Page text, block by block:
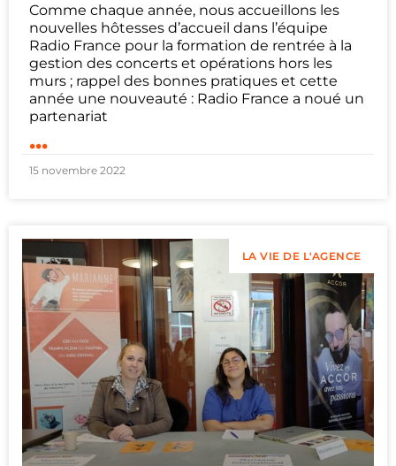
Comme chaque année, nous accueillons les
nouvelles hôtesses d’accueil dans l’équipe
Radio France pour la formation de rentrée à la
gestion des concerts et opérations hors les
murs ; rappel des bonnes pratiques et cette
année une nouveauté : Radio France a noué un
partenariat
...
15 novembre 2022
LA VIE DE L'AGENCE